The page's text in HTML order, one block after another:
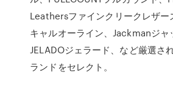
Leathersファインクリークレザー
キャルオーライン、Jackmanジャ
JELADOジェラード、など厳選さ
ランドをセレクト。